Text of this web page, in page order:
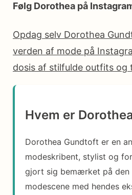
Følg Dorothea på
Opdag selv Dorothea
verden af mode på
dosis af stilfulde outfits og
Hvem er
Dorothea Gundtoft er en
modeskribent, stylist og
gjort sig bemærket på den
modescene med hendes